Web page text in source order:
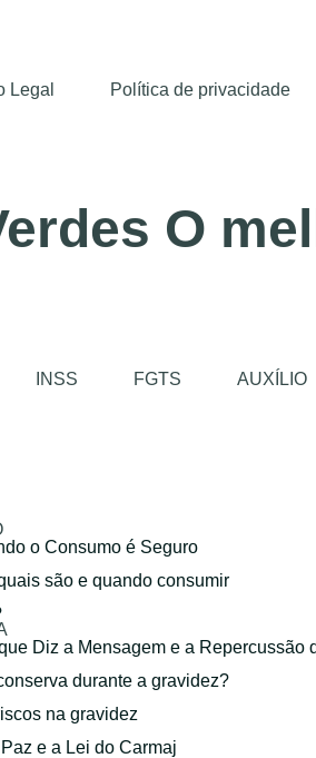
Legal Política de privacidade
O
INSS FGTS AUXÍLIO
o Consumo é Seguro
são e quando consumir
Diz a Mensagem e a Repercussão
durante a gravidez?
na gravidez
e a Lei do Carmaj